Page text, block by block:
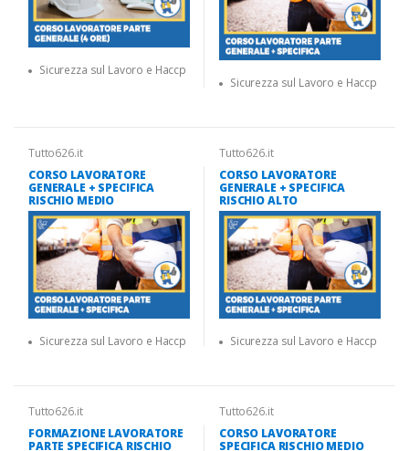
Sicurezza sul Lavoro e Haccp
Sicurezza sul Lavoro e Haccp
Tutto626.it
CORSO LAVORATORE
GENERALE + SPECIFICA
RISCHIO MEDIO
Sicurezza sul Lavoro e Haccp
Tutto626.it
CORSO LAVORATORE
GENERALE + SPECIFICA
RISCHIO ALTO
Sicurezza sul Lavoro e Haccp
Tutto626.it
FORMAZIONE LAVORATORE
PARTE SPECIFICA RISCHIO
Tutto626.it
CORSO LAVORATORE
SPECIFICA RISCHIO MEDIO